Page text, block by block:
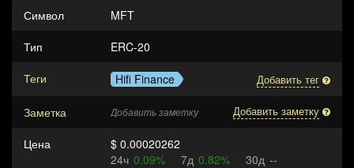
Символ
MFT
Тип
ERC-20
Теги
Hifi Finance Добавить тег
Заметка Добавить заметку Добавить заметку
Цена
$ 0.00020262
24ч 0.09% 7д 0.82% 30д --